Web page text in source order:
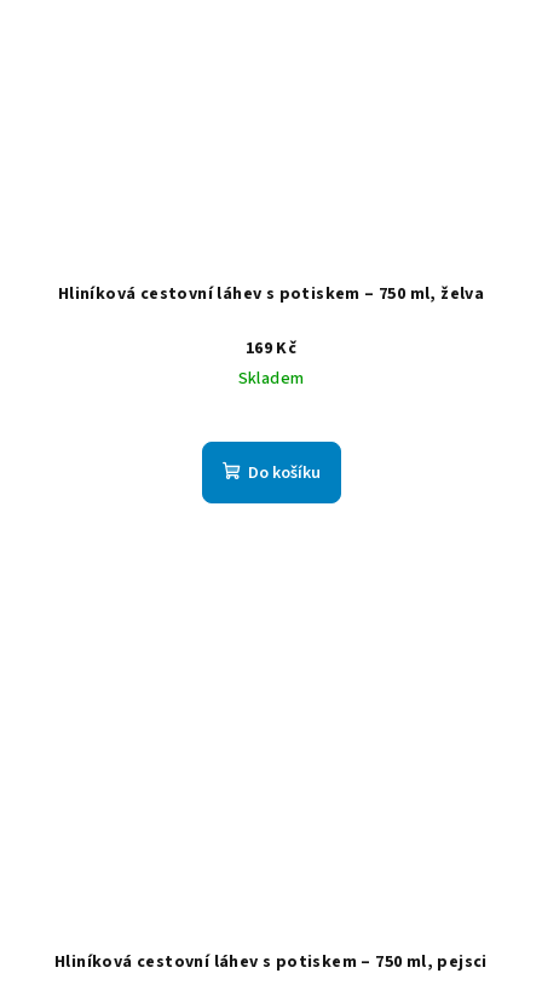
Hliníková cestovní láhev s potiskem – 750 ml, želva
169 Kč
Skladem
Do košíku
Hliníková cestovní láhev s potiskem – 750 ml, pejsci